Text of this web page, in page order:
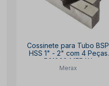
Cossinete para Tubo BSP
HSS 1" - 2" com 4 Peças
R21008 MERAX
Merax